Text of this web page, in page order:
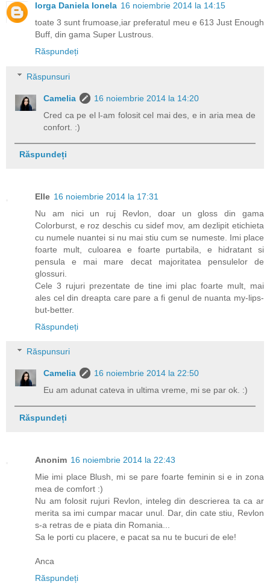
Iorga Daniela Ionela 16 noiembrie 2014 la 14:15
toate 3 sunt frumoase,iar preferatul meu e 613 Just Enough
Buff, din gama Super Lustrous.
Răspundeți
Răspunsuri
Camelia
16 noiembrie 2014 la 14:20
Cred ca pe el l-am folosit cel mai des, e in aria mea de
confort. :)
Răspundeți
Elle 16 noiembrie 2014 la 17:31
Nu am nici un ruj Revlon, doar un gloss din gama
Colorburst, e roz deschis cu sidef mov, am dezlipit etichieta
cu numele nuantei si nu mai stiu cum se numeste. Imi place
foarte mult, culoarea e foarte purtabila, e hidratant si
pensula e mai mare decat majoritatea pensulelor de
glossuri.
Cele 3 rujuri prezentate de tine imi plac foarte mult, mai
ales cel din dreapta care pare a fi genul de nuanta my-lips-
but-better.
Răspundeți
Răspunsuri
Camelia
16 noiembrie 2014 la 22:50
Eu am adunat cateva in ultima vreme, mi se par ok. :)
Răspundeți
Anonim 16 noiembrie 2014 la 22:43
Mie imi place Blush, mi se pare foarte feminin si e in zona
mea de comfort :)
Nu am folosit rujuri Revlon, inteleg din descrierea ta ca ar
merita sa imi cumpar macar unul. Dar, din cate stiu, Revlon
s-a retras de e piata din Romania...
Sa le porti cu placere, e pacat sa nu te bucuri de ele!
Anca
Răspundeți